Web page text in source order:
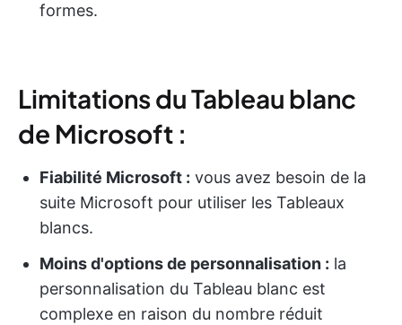
formes.
Limitations du Tableau blanc
de Microsoft :
Fiabilité Microsoft : vous avez besoin de la
suite Microsoft pour utiliser les Tableaux
blancs.
Moins d'options de personnalisation : la
personnalisation du Tableau blanc est
complexe en raison du nombre réduit